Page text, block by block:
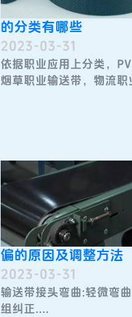
的分类有哪些
2023-03-31
依据职业应用上分类，
烟草职业输送带，物流职
偏的原因及调整方法
2023-03-31
输送带接头弯曲:轻微弯
组纠正....